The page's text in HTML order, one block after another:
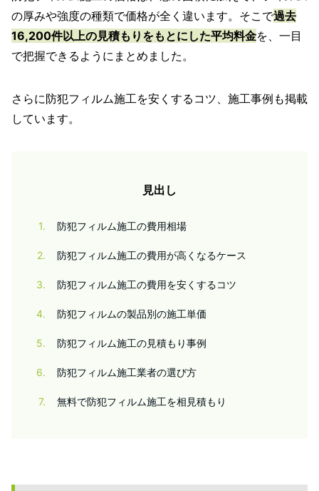
の厚みや強度の種類で価格が全く違います。そこで過去
16,200件以上の見積もりをもとにした平均料金を、一目
で把握できるようにまとめました。
さらに防犯フィルム施工を安くするコツ、施工事例も掲載
しています。
見出し
1 防犯フィルム施工の費用相場
2 防犯フィルム施工の費用が高くなるケース
3 防犯フィルム施工の費用を安くするコツ
4 防犯フィルムの製品別の施工単価
5 防犯フィルム施工の見積もり事例
6 防犯フィルム施工業者の選び方
7 無料で防犯フィルム施工を相見積もり